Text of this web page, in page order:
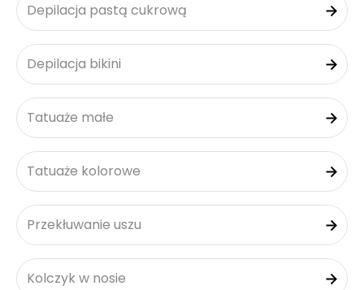
Depilacja pastą cukrową
Depilacja bikini
Tatuaże małe
Tatuaże kolorowe
Przekłuwanie uszu
Kolczyk w nosie